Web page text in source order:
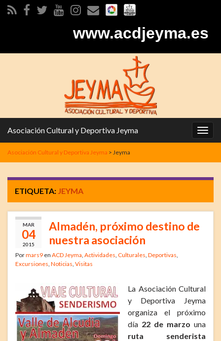
www.acdjeyma.es
la
Asociación Cultural y Deportiva Jeyma
Asociación Cultural y Deportiva Jeyma > Jeyma
ETIQUETA: JEYMA
MAR
04
2015
Almadén, próximo destino de
nuestra asociación
Pormars9 en ACD Jeyma Actividades Culturales Deportivas
Excursiones Noticias Visitas
La Asociación Cultural
y Deportiva Jeyma
organiza el próximo
día 22 de marzo una
ruta senderista